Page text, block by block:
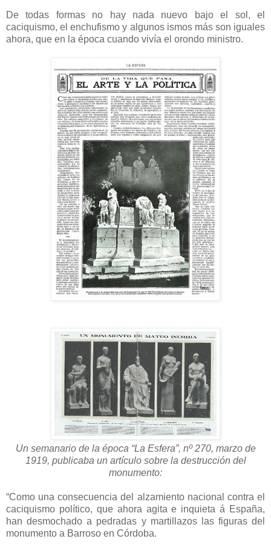
De todas formas no hay nada nuevo bajo el sol, el
caciquismo, el enchufismo y algunos ismos más son iguales
ahora, que en la época cuando vivía el orondo ministro.
Un semanario de la época “La Esfera”, nº 270, marzo de
1919, publicaba un artículo sobre la destrucción del
monumento:
“Como una consecuencia del alzamiento nacional contra el
caciquismo político, que ahora agita e inquieta á España,
han desmochado a pedradas y martillazos las figuras del
monumento a Barroso en Córdoba.